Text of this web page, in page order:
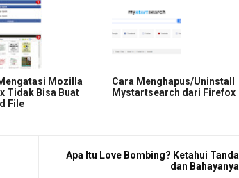
Mozilla
Tidak Bisa Buat
File
Cara Menghapus/Uninstall
Mystartsearch dari Firefox
Apa Itu Love Bombing? Ketahui Tanda
dan Bahayanya